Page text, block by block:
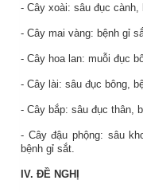
- Cây xoài: sâu đục cành,
- Cây mai vàng: bệnh gỉ
- Cây hoa lan: muỗi đục
- Cây lài: sâu đục bông,
- Cây bắp: sâu đục thân,
- Cây đậu phộng: sâu
bệnh gỉ sắt.
IV. ĐỀ NGHỊ